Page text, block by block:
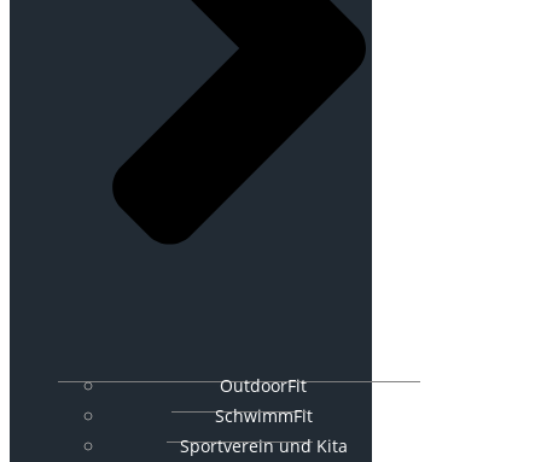
OutdoorFit
SchwimmFit
Sportverein und Kita